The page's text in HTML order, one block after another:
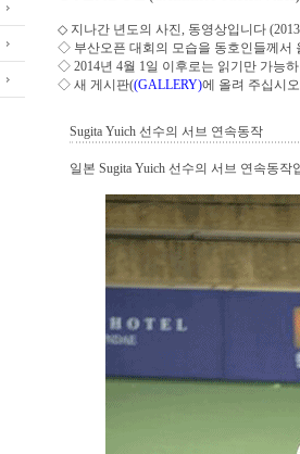
◇ 지나간 년도의 사진, 동영상입니다
◇ 부산오픈 대회의 모습을 동호인들께서
◇ 2014년 4월 1일 이후로는 읽기만 가능
◇ 새 게시판((GALLERY)에 올려 주십시오
Sugita Yuich 선수의 서브 연속동작
일본 Sugita Yuich 선수의 서브 연속동작